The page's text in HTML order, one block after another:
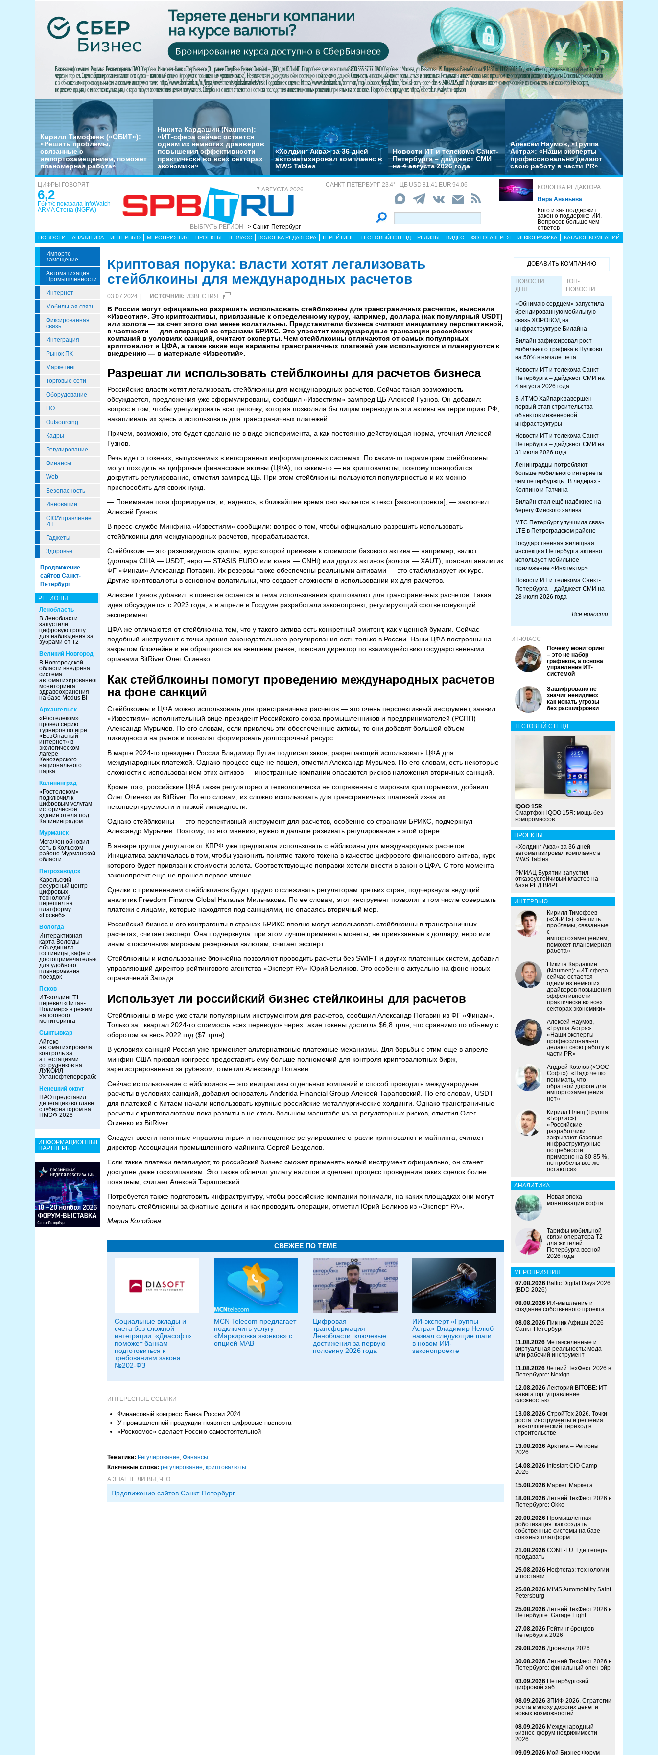
Кирилл Тимофеев («ОБИТ»):
«Решить проблемы,
связанные с
импортозамещением, поможет
планомерная работа»
Никита Кардашин (Naumen):
«ИТ-сфера сейчас остается
одним из немногих драйверов
повышения эффективности
практически во всех секторах
экономики»
«Холдинг Аква» за 36 дней
автоматизировал комплаенс в
MWS Tables
Новости ИТ и телекома Санкт-
Петербурга – дайджест СМИ
на 4 августа 2026 года
Алексей Наумов, «Группа
Астра»: «Наши эксперты
профессионально делают
свою работу в части PR»
ЦИФРЫ ГОВОРЯТ
6,2
Гбит/с показала InfoWatch
ARMA Стена (NGFW)
7 АВГУСТА 2026
ВЫБРАТЬ РЕГИОН > Санкт-Петербург
САНКТ-ПЕТЕРБУРГ 23.4° ЦБ USD 81.41 EUR 94.06
КОЛОНКА РЕДАКТОРА
Вера Ананьева
Кого и как поддержит
закон о поддержке ИИ.
Вопросов больше чем
ответов
НОВОСТИ АНАЛИТИКА ИНТЕРВЬЮ МЕРОПРИЯТИЯ ПРОЕКТЫ IT КЛАСС КОЛОНКА РЕДАКТОРА IT РЕЙТИНГ ТЕСТОВЫЙ СТЕНД РЕЛИЗЫ ВИДЕО ФОТОГАЛЕРЕЯ ИНФОГРАФИКА КАТАЛОГ КОМПАНИЙ
Импорто­
Замещение
Автоматизация
Промышленности
Интернет
Мобильная связь
Фиксированная
связь
Интеграция
Рынок ПК
Маркетинг
Торговые сети
Оборудование
ПО
Outsourcing
Кадры
Регулирование
Финансы
Web
Безопасность
Инновации
CIO/Управление
ИТ
Гаджеты
Здоровье
Продвижение
сайтов Санкт-
Петербург
РЕГИОНЫ
Ленобласть
В Ленобласти
запустили
цифровую тропу
для наблюдения за
зубрами от Т2
Великий Новгород
В Новгородской
области внедрена
система
автоматизированного
мониторинга
здравоохранения
на базе Modus BI
Архангельск
«Ростелеком»
провел серию
турниров по игре
«БезОпасный
интернет» в
экологическом
лагере
Кенозерского
национального
парка
Калининград
«Ростелеком»
подключил к
цифровым услугам
историческое
здание отеля под
Калининградом
Мурманск
МегаФон обновил
сеть в Кольском
районе Мурманской
области
Петрозаводск
Карельский
ресурсный центр
цифровых
технологий
перешёл на
платформу
«Госвеб»
Вологда
Интерактивная
карта Вологды
объединила
гостиницы, кафе и
достопримечательности
для удобного
планирования
поездок
Псков
ИТ-холдинг Т1
перевел «Титан-
Полимер» в режим
налогового
мониторинга
Сыктывкар
Айтеко
автоматизировала
контроль за
аттестациями
сотрудников на
ЛУКОЙЛ-
Ухтанефтепереработка
Ненецкий округ
НАО представил
делегацию во главе
с губернатором на
ПМЭФ-2026
ИНФОРМАЦИОННЫЕ
ПАРТНЕРЫ
Криптовая порука: власти хотят легализовать
стейблкоины для международных расчетов
03.07.2024 | ИСТОЧНИК: ИЗВЕСТИЯ
В России могут официально разрешить использовать стейблкоины для трансграничных расчетов, выяснили
«Известия». Это криптоактивы, привязанные к определенному курсу, например, доллара (как популярный USDT)
или золота — за счет этого они менее волатильны. Представители бизнеса считают инициативу перспективной,
в частности — для операций со странами БРИКС. Это упростит международные трансакции российских
компаний в условиях санкций, считают эксперты. Чем стейблкоины отличаются от самых популярных
криптовалют и ЦФА, а также какие еще варианты трансграничных платежей уже используются и планируются к
внедрению — в материале «Известий».
Разрешат ли использовать стейблкоины для расчетов бизнеса
Российские власти хотят легализовать стейблкоины для международных расчетов. Сейчас такая возможность
обсуждается, предложения уже сформулированы, сообщил «Известиям» зампред ЦБ Алексей Гузнов. Он добавил:
вопрос в том, чтобы урегулировать всю цепочку, которая позволяла бы лицам переводить эти активы на территорию РФ,
накапливать их здесь и использовать для трансграничных платежей.
Причем, возможно, это будет сделано не в виде эксперимента, а как постоянно действующая норма, уточнил Алексей
Гузнов.
Речь идет о токенах, выпускаемых в иностранных информационных системах. По каким-то параметрам стейблкоины
могут походить на цифровые финансовые активы (ЦФА), по каким-то — на криптовалюты, поэтому понадобится
докрутить регулирование, отметил зампред ЦБ. При этом стейблкоины пользуются популярностью и их можно
приспособить для своих нужд.
— Понимание пока формируется, и, надеюсь, в ближайшее время оно выльется в текст [законопроекта], — заключил
Алексей Гузнов.
В пресс-службе Минфина «Известиям» сообщили: вопрос о том, чтобы официально разрешить использовать
стейблкоины для международных расчетов, прорабатывается.
Стейблкоин — это разновидность крипты, курс которой привязан к стоимости базового актива — например, валют
(доллара США — USDT, евро — STASIS EURO или юаня — CNHt) или других активов (золота — XAUT), пояснил аналитик
ФГ «Финам» Александр Потавин. Их резервы также обеспечены реальными активами — это стабилизирует их курс.
Другие криптовалюты в основном волатильны, что создает сложности в использовании их для расчетов.
Алексей Гузнов добавил: в повестке остается и тема использования криптовалют для трансграничных расчетов. Такая
идея обсуждается с 2023 года, а в апреле в Госдуме разработали законопроект, регулирующий соответствующий
эксперимент.
ЦФА же отличаются от стейблкоина тем, что у такого актива есть конкретный эмитент, как у ценной бумаги. Сейчас
подобный инструмент с точки зрения законодательного регулирования есть только в России. Наши ЦФА построены на
закрытом блокчейне и не обращаются на внешнем рынке, пояснил директор по взаимодействию государственными
органами BitRiver Олег Огиенко.
Как стейблкоины помогут проведению международных расчетов
на фоне санкций
Стейблкоины и ЦФА можно использовать для трансграничных расчетов — это очень перспективный инструмент, заявил
«Известиям» исполнительный вице-президент Российского союза промышленников и предпринимателей (РСПП)
Александр Мурычев. По его словам, если привлечь эти обеспеченные активы, то они добавят большой объем
ликвидности на рынок и позволят формировать долгосрочный ресурс.
В марте 2024-го президент России Владимир Путин подписал закон, разрешающий использовать ЦФА для
международных платежей. Однако процесс еще не пошел, отметил Александр Мурычев. По его словам, есть некоторые
сложности с использованием этих активов — иностранные компании опасаются рисков наложения вторичных санкций.
Кроме того, российские ЦФА также регуляторно и технологически не сопряженны с мировым крипторынком, добавил
Олег Огиенко из BitRiver. По его словам, их сложно использовать для трансграничных платежей из-за их
неконвертируемости и низкой ликвидности.
Однако стейблкоины — это перспективный инструмент для расчетов, особенно со странами БРИКС, подчеркнул
Александр Мурычев. Поэтому, по его мнению, нужно и дальше развивать регулирование в этой сфере.
В январе группа депутатов от КПРФ уже предлагала использовать стейблкоины для международных расчетов.
Инициатива заключалась в том, чтобы узаконить понятие такого токена в качестве цифрового финансового актива, курс
которого будет привязан к стоимости золота. Соответствующие поправки хотели внести в закон о ЦФА. С того момента
законопроект еще не прошел первое чтение.
Сделки с применением стейблкоинов будет трудно отслеживать регуляторам третьих стран, подчеркнула ведущий
аналитик Freedom Finance Global Наталья Мильчакова. По ее словам, этот инструмент позволит в том числе совершать
платежи с лицами, которые находятся под санкциями, не опасаясь вторичный мер.
Российский бизнес и его контрагенты в странах БРИКС вполне могут использовать стейблкоины в трансграничных
расчетах, считает эксперт. Она подчеркнула: при этом лучше применять монеты, не привязанные к доллару, евро или
иным «токсичным» мировым резервным валютам, считает эксперт.
Стейблкоины и использование блокчейна позволяют проводить расчеты без SWIFT и других платежных систем, добавил
управляющий директор рейтингового агентства «Эксперт РА» Юрий Беликов. Это особенно актуально на фоне новых
ограничений Запада.
Использует ли российский бизнес стейлкоины для расчетов
Стейблкоины в мире уже стали популярным инструментом для расчетов, сообщил Александр Потавин из ФГ «Финам».
Только за I квартал 2024-го стоимость всех переводов через такие токены достигла $6,8 трлн, что сравнимо по объему с
оборотом за весь 2022 год ($7 трлн).
В условиях санкций Россия уже применяет альтернативные платежные механизмы. Для борьбы с этим еще в апреле
минфин США призвал конгресс предоставить ему больше полномочий для контроля криптовалютных бирж,
зарегистрированных за рубежом, отметил Александр Потавин.
Сейчас использование стейблкоинов — это инициативы отдельных компаний и способ проводить международные
расчеты в условиях санкций, добавил основатель Anderida Financial Group Алексей Тараповский. По его словам, USDT
для платежей с Китаем начали использовать крупные российские металлургические холдинги. Однако трансграничные
расчеты с криптовалютами пока развиты в не столь большом масштабе из-за регуляторных рисков, отметил Олег
Огиенко из BitRiver.
Следует ввести понятные «правила игры» и полноценное регулирование отрасли криптовалют и майнинга, считает
директор Ассоциации промышленного майнинга Сергей Безделов.
Если такие платежи легализуют, то российский бизнес сможет применять новый инструмент официально, он станет
доступен даже госкомпаниям. Это также облегчит уплату налогов и сделает процесс проведения таких сделок более
понятным, считает Алексей Тараповский.
Потребуется также подготовить инфраструктуру, чтобы российские компании понимали, на каких площадках они могут
покупать стейблкоины за фиатные деньги и как проводить операции, отметил Юрий Беликов из «Эксперт РА».
Мария Колобова
СВЕЖЕЕ ПО ТЕМЕ
Социальные вклады и
счета без сложной
интеграции: «Диасофт»
поможет банкам
подготовиться к
требованиям закона
№202-ФЗ
MCN Telecom предлагает
подключить услугу
«Маркировка звонков» с
опцией МАВ
Цифровая
трансформация
Ленобласти: ключевые
достижения за первую
половину 2026 года
ИИ-эксперт «Группы
Астра» Владимир Нелюб
назвал следующие шаги
в новом ИИ-
законопроекте
ИНТЕРЕСНЫЕ ССЫЛКИ
Финансовый конгресс Банка России 2024
У промышленной продукции появятся цифровые паспорта
«Роскосмос» сделает Россию самостоятельной
Тематики: Регулирование, Финансы
Ключевые слова: регулирование, криптовалюты
А ЗНАЕТЕ ЛИ ВЫ, ЧТО:
Прдовижение сайтов Санкт-Петербург
ДОБАВИТЬ КОМПАНИЮ
НОВОСТИ
ДНЯ
ТОП-
НОВОСТИ
«Обнимаю сердцем» запустила
брендированную мобильную
связь ХОРОВОД на
инфраструктуре Билайна
Билайн зафиксировал рост
мобильного трафика в Пулково
на 50% в начале лета
Новости ИТ и телекома Санкт-
Петербурга – дайджест СМИ на
4 августа 2026 года
В ИТМО Хайпарк завершен
первый этап строительства
объектов инженерной
инфраструктуры
Новости ИТ и телекома Санкт-
Петербурга – дайджест СМИ на
31 июля 2026 года
Ленинградцы потребляют
больше мобильного интернета
чем петербуржцы. В лидерах -
Колпино и Гатчина
Билайн стал ещё надёжнее на
берегу Финского залива
МТС Петербург улучшила связь
LTE в Петроградском районе
Государственная жилищная
инспекция Петербурга активно
использует мобильное
приложение «Инспектор»
Новости ИТ и телекома Санкт-
Петербурга – дайджест СМИ на
28 июля 2026 года
Все новости
ИТ-КЛАСС
Почему мониторинг
– это не набор
графиков, а основа
управления ИТ-
системой
Зашифровано не
значит невидимо:
как искать угрозы
без расшифровки
ТЕСТОВЫЙ СТЕНД
iQOO 15R
Смартфон iQOO 15R: мощь без
компромиссов
ПРОЕКТЫ
«Холдинг Аква» за 36 дней
автоматизировал комплаенс в
MWS Tables
РМИАЦ Бурятии запустил
отказоустойчивый кластер на
базе РЕД ВИРТ
ИНТЕРВЬЮ
Кирилл Тимофеев
(«ОБИТ»): «Решить
проблемы, связанные
с
импортозамещением,
поможет планомерная
работа»
Никита Кардашин
(Naumen): «ИТ-сфера
сейчас остается
одним из немногих
драйверов повышения
эффективности
практически во всех
секторах экономики»
Алексей Наумов,
«Группа Астра»:
«Наши эксперты
профессионально
делают свою работу в
части PR»
Андрей Козлов («ЭОС
Софт»): «Надо четко
понимать, что
обратной дороги для
импортозамещения
нет»
Кирилл Плещ (Группа
«Борлас»):
«Российские
разработчики
закрывают базовые
инфраструктурные
потребности
примерно на 80-85 %,
но пробелы все же
остаются»
АНАЛИТИКА
Новая эпоха
монетизации софта
Тарифы мобильной
связи оператора Т2
для жителей
Петербурга весной
2026 года
МЕРОПРИЯТИЯ
07.08.2026 Baltic Digital Days 2026
(BDD 2026)
08.08.2026 ИИ-мышление и
создание собственного проекта
08.08.2026 Пикник Афиши 2026
Санкт-Петербург
11.08.2026 Метавселенные и
виртуальная реальность: мода
или рабочий инструмент
11.08.2026 Летний ТехФест 2026 в
Петербурге: Nexign
12.08.2026 Лекторий BITOBE: ИТ-
навигатор: управление
сложностью
13.08.2026 СтройТех 2026. Точки
роста: инструменты и решения.
Технологический переход в
строительстве
13.08.2026 Арктика – Регионы
2026
14.08.2026 Infostart CIO Camp
2026
15.08.2026 Маркет Маркета
18.08.2026 Летний ТехФест 2026 в
Петербурге: Okko
20.08.2026 Промышленная
роботизация: как создать
собственные системы на базе
союзных платформ
21.08.2026 CONF-FU: Где теперь
продавать
25.08.2026 Нефтегаз: технологии
и поставки
25.08.2026 MIMS Automobility Saint
Petersburg
25.08.2026 Летний ТехФест 2026 в
Петербурге: Garage Eight
27.08.2026 Рейтинг брендов
Петербурга 2026
29.08.2026 Дронница 2026
30.08.2026 Летний ТехФест 2026 в
Петербурге: финальный опен-эйр
03.09.2026 Петербургский
цифровой хаб
08.09.2026 ЗПИФ-2026. Стратегии
роста в эпоху дорогих денег и
новых возможностей
08.09.2026 Международный
бизнес-форум недвижимости
2026
09.09.2026 Мой Бизнес Форум